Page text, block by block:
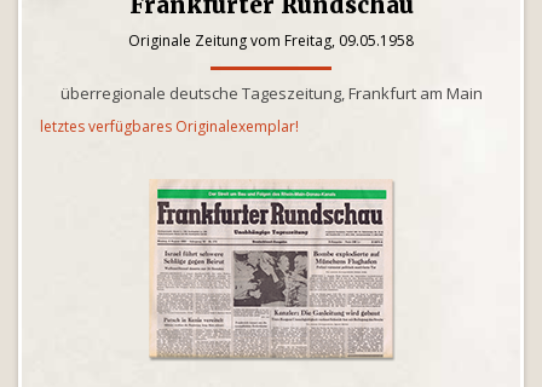
Originale Zeitung vom Freitag, 09.05.1958
überregionale deutsche Tageszeitung, Frankfurt am Main
letztes verfügbares Originalexemplar!